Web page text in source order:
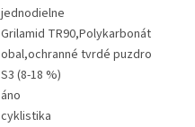
jednodielne
Grilamid TR90,Polykarbonát
obal,ochranné tvrdé puzdro
S3 (8-18 %)
áno
cyklistika